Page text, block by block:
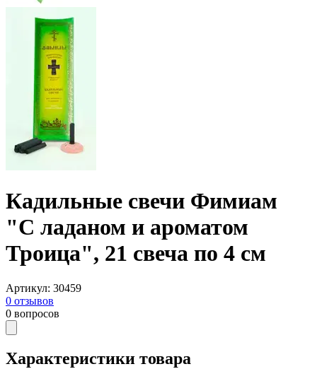
Кадильные свечи Фимиам
"С ладаном и ароматом
Троица", 21 свеча по 4 см
Артикул: 30459
0 отзывов
0 вопросов
Характеристики товара